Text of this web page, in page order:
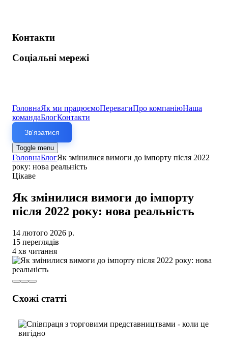
Контакти
Соціальні мережі
ГоловнаЯк ми працюємоПеревагиПро компаніюНаша
командаБлогКонтакти
Зв'язатися
Toggle menu
ГоловнаБлогЯк змінилися вимоги до імпорту після 2022
року: нова реальність
Цікаве
Як змінилися вимоги до імпорту
після 2022 року: нова реальність
14 лютого 2026 р.
15 переглядів
4 хв читання
Схожі статті